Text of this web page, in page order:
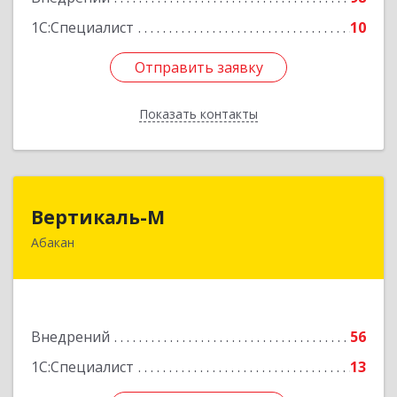
1С:Специалист
10
Отправить заявку
Показать контакты
Отправить заявку
Назад
Вертикаль-М
Абакан
Внедрений
56
1С:Специалист
13
655017, Хакасия Респ, Абакан г, Чертыгашева